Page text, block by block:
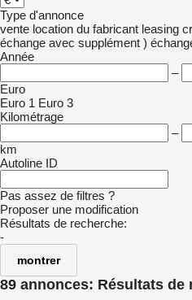
Type d'annonce
vente location du fabricant leasing
échange avec supplément )
Année
–
Euro
Euro 1 Euro 3
Kilométrage
–
km
Autoline ID
Pas assez de filtres ?
Proposer une modification
Résultats de recherche:
-
montrer
89 annonces: Résultats de